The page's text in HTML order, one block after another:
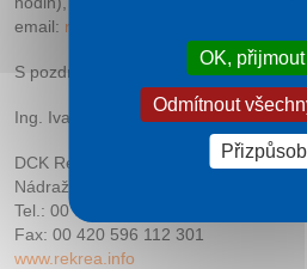
email: rekrea@
S pozdravem
Ing. Ivana Rybiářová
DCK Rekrea Ostrava s.r.o.
Nádražní 40, 702 00 Ostrava 1
Tel.: 00 420 596 115 909
Fax: 00 420 596 112 301
www.rekrea.info
OK,
Odmítnout